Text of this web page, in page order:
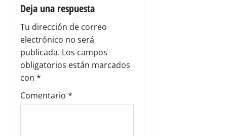
i
ó
n
d
e
Deja una respuesta
Tu dirección de correo
electrónico no será
publicada. Los campos
obligatorios están marcados
con *
Comentario *